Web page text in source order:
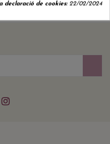
declaració de cookies:22/02/2024